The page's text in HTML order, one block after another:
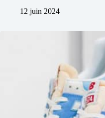
12 juin 2024